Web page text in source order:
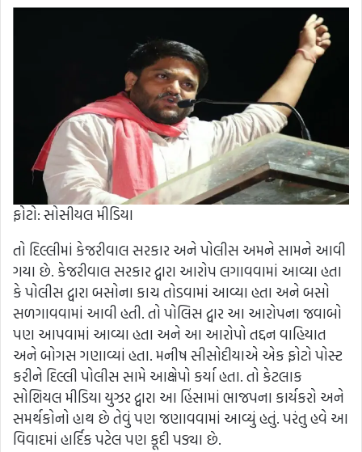
ફોટો: સોસીયલ મીડિયા
તો દિલ્લીમાં કેજરીવાલ સરકાર અને પોલીસ અમને સામને આવી
ગયા છે. કેજરીવાલ સરકાર દ્વારા આરોપ લગાવવામાં આવ્યા હતા
કે પોલીસ દ્વારા બસોના કાચ તોડવામાં આવ્યા હતા અને બસો
સળગાવવામાં આવી હતી. તો પોલિસ દ્વાર આ આરોપના જવાબો
પણ આપવામાં આવ્યા હતા અને આ આરોપો તદ્દન વાહિયાત
અને બોગસ ગણાવ્યાં હતા. મનીષ સીસોદીયાએ એક ફોટો પોસ્ટ
કરીને દિલ્લી પોલીસ સામે આક્ષેપો કર્યા હતા. તો કેટલાક
સોશિયલ મીડિયા યુઝર દ્વારા આ હિંસામાં ભાજપના કાર્યકરો અને
સમર્થકોનો હાથ છે તેવું પણ જણાવવામાં આવ્યું હતું. પરંતુ હવે આ
વિવાદમાં હાર્દિક પટેલ પણ કૂદી પડ્યા છે.